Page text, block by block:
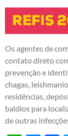
Os agentes de
contato direto
prevenção e
chagas,
residências,
baldios para
de outras